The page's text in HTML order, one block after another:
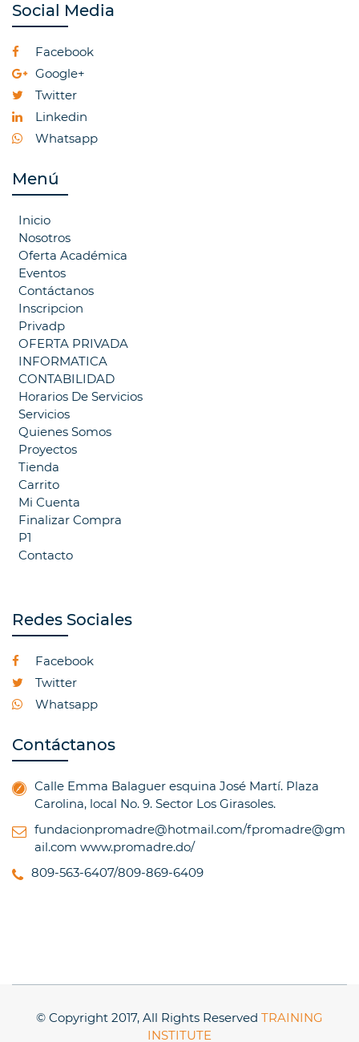
Social Media
Facebook
Google+
Twitter
Linkedin
Whatsapp
Menú
Inicio
Nosotros
Oferta Académica
Eventos
Contáctanos
Inscripcion
Privadp
OFERTA PRIVADA
INFORMATICA
CONTABILIDAD
Horarios De Servicios
Servicios
Quienes Somos
Proyectos
Tienda
Carrito
Mi Cuenta
Finalizar Compra
P1
Contacto
Redes Sociales
Facebook
Twitter
Whatsapp
Contáctanos
Calle Emma Balaguer esquina José Martí. Plaza
Carolina, local No. 9. Sector Los Girasoles.
fundacionpromadre@hotmail.com/fpromadre@gm
ail.com www.promadre.do/
809-563-6407/809-869-6409
© Copyright 2017, All Rights Reserved TRAINING
INSTITUTE